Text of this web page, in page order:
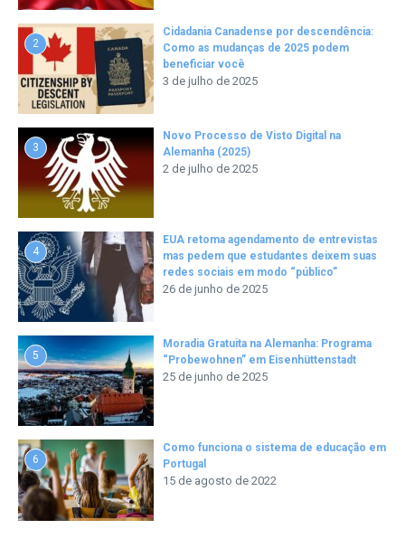
2
Cidadania Canadense por descendência:
Como as mudanças de 2025 podem
beneficiar você
3 de julho de 2025
3
Novo Processo de Visto Digital na
Alemanha (2025)
2 de julho de 2025
4
EUA retoma agendamento de entrevistas
mas pedem que estudantes deixem suas
redes sociais em modo “público”
26 de junho de 2025
5
Moradia Gratuita na Alemanha: Programa
“Probewohnen” em Eisenhüttenstadt
25 de junho de 2025
6
Como funciona o sistema de educação em
Portugal
15 de agosto de 2022